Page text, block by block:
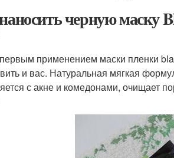
черную маску
применением маски пленки
и вас. Натуральная мягкая
с акне и комедонами, очищает